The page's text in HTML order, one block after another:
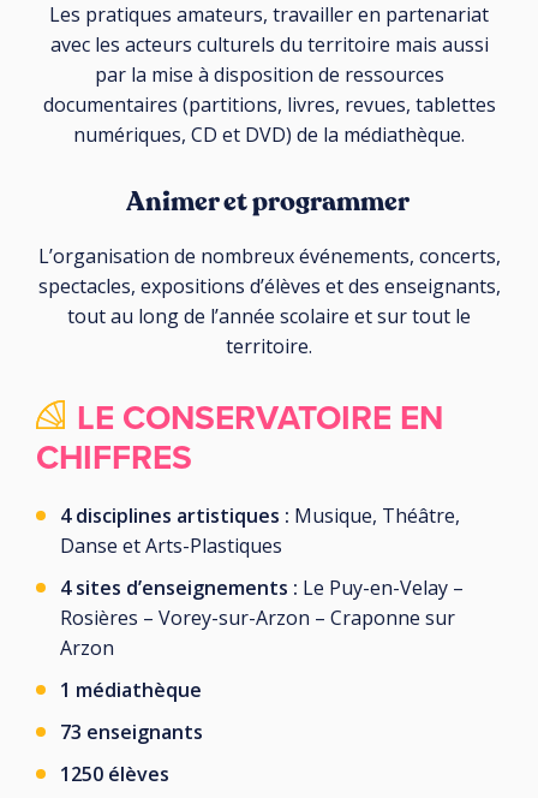
Les pratiques amateurs, travailler en partenariat
avec les acteurs culturels du territoire mais aussi
par la mise à disposition de ressources
documentaires (partitions, livres, revues, tablettes
numériques, CD et DVD) de la médiathèque.
Animer et programmer
L’organisation de nombreux événements, concerts,
spectacles, expositions d’élèves et des enseignants,
tout au long de l’année scolaire et sur tout le
territoire.
LE CONSERVATOIRE EN
CHIFFRES
4 disciplines artistiques : Musique, Théâtre,
Danse et Arts-Plastiques
4 sites d’enseignements : Le Puy-en-Velay –
Rosières – Vorey-sur-Arzon – Craponne sur
Arzon
1 médiathèque
73 enseignants
1250 élèves